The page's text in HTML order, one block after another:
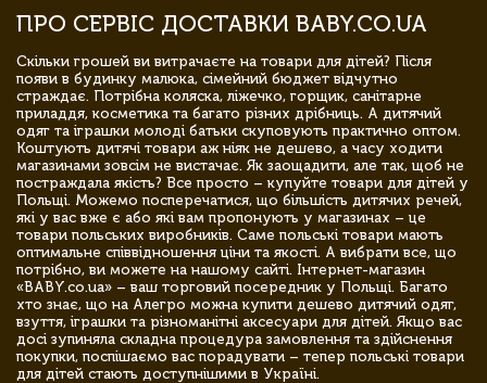
ПРО СЕРВІС ДОСТАВКИ BABY.CO.UA
Скільки грошей ви витрачаєте на товари для дітей? Після
появи в будинку малюка, сімейний бюджет відчутно
страждає. Потрібна коляска, ліжечко, горщик, санітарне
приладдя, косметика та багато різних дрібниць. А дитячий
одяг та іграшки молоді батьки скуповують практично оптом.
Коштують дитячі товари аж ніяк не дешево, а часу ходити
магазинами зовсім не вистачає. Як заощадити, але так, щоб не
постраждала якість? Все просто – купуйте товари для дітей у
Польщі. Можемо посперечатися, що більшість дитячих речей,
які у вас вже є або які вам пропонують у магазинах – це
товари польських виробників. Саме польські товари мають
оптимальне співвідношення ціни та якості. А вибрати все, що
потрібно, ви можете на нашому сайті. Інтернет-магазин
«BABY.co.ua» – ваш торговий посередник у Польщі. Багато
хто знає, що на Алегро можна купити дешево дитячий одяг,
взуття, іграшки та різноманітні аксесуари для дітей. Якщо вас
досі зупиняла складна процедура замовлення та здійснення
покупки, поспішаємо вас порадувати – тепер польські товари
для дітей стають доступнішими в Україні.